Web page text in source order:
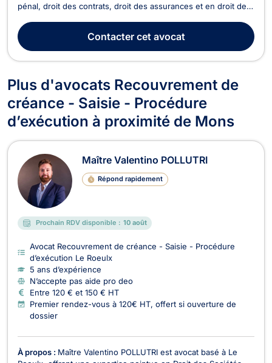
pénal, droit des contrats, droit des assurances et en droit de
En droit des sociétés, Maître HAUTENAUVE vous accompagne
lors de la création et la vie ...
Contactercet avocat
Plus d'avocats Recouvrement de
créance - Saisie - Procédure
d’exécution à proximité de Mons
Maître Valentino POLLUTRI
Répond rapidement
Prochain RDV disponible : 10 août
Avocat Recouvrement de créance - Saisie - Procédure
d’exécution Le Roeulx
5 ans d’expérience
N’accepte pas aide pro deo
Entre 120 € et 150 € HT
Premier rendez-vous à 120€ HT, offert si ouverture de
dossier
À propos : Maître Valentino POLLUTRI est avocat basé à Le